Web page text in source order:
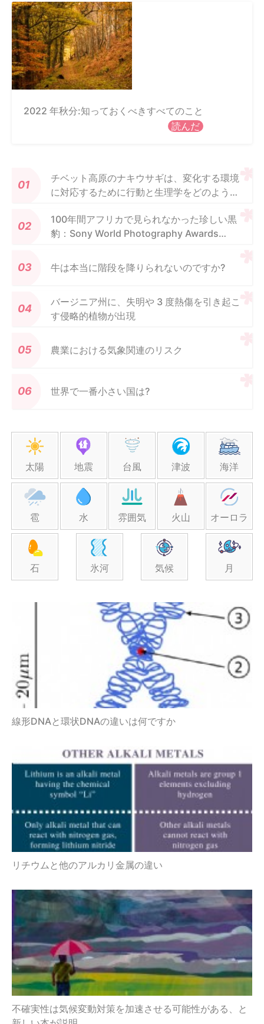
2022 年秋分:知っておくべきすべてのこと
読んだ
チベット高原のナキウサギは、変化する環境
に対応するために行動と生理学をどのように
100年間アフリカで見られなかった珍しい黒
豹：Sony World Photography Awards
牛は本当に階段を降りられないのですか?
バージニア州に、失明や 3 度熱傷を引き起こ
す侵略的植物が出現
農業における気象関連のリスク
世界で一番小さい国は?
太陽 地震 台風 津波 海洋
雹 水 雰囲気 火山 オーロラ
石 氷河 気候 月
線形DNAと環状DNAの違いは何ですか
リチウムと他のアルカリ金属の違い
不確実性は気候変動対策を加速させる可能性がある、と